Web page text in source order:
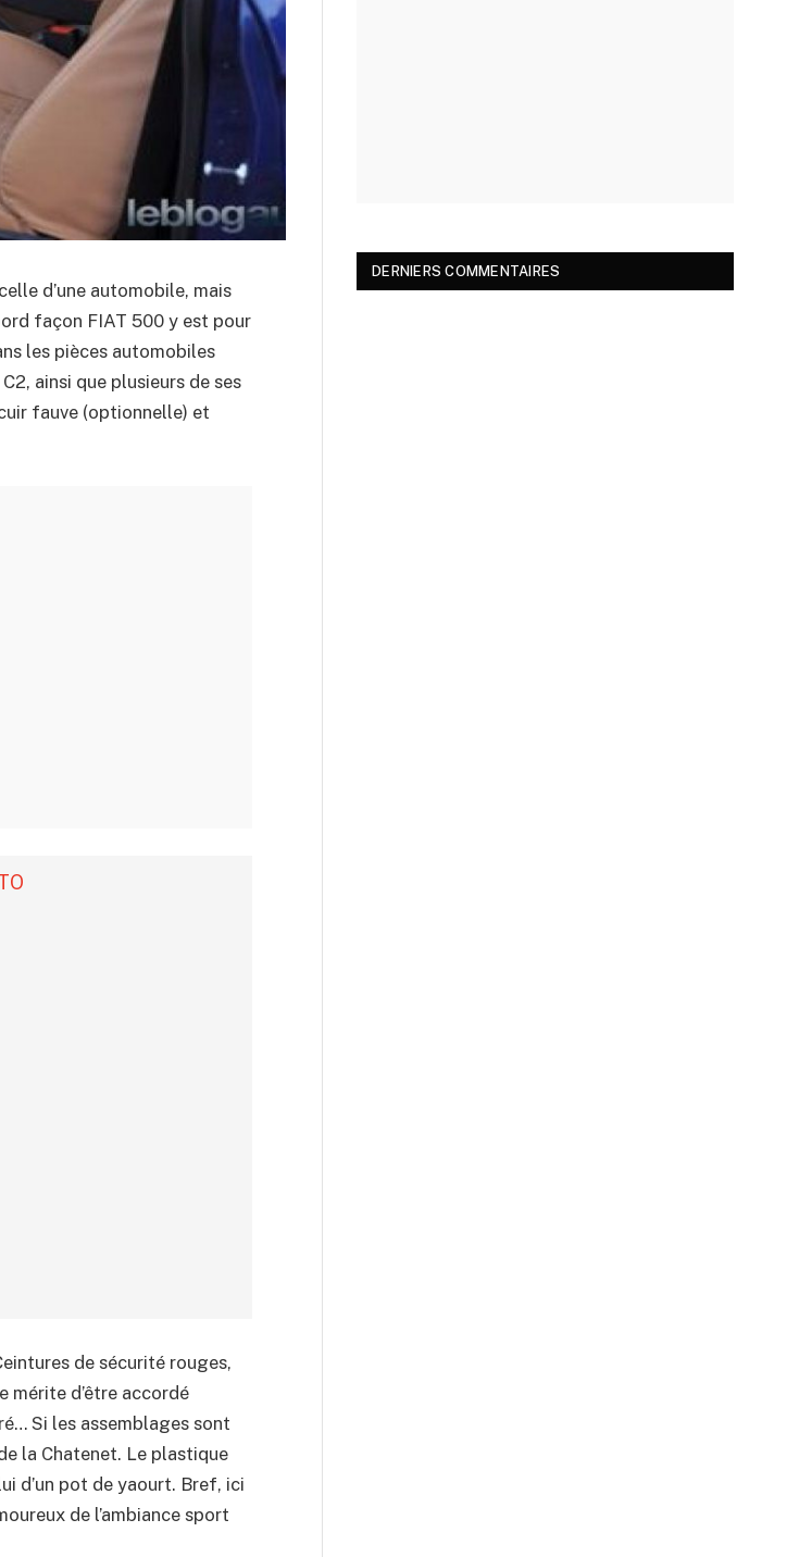
d’une automobile, mais
façon FIAT 500 y est pour
les pièces automobiles
ainsi que plusieurs de ses
fauve (optionnelle) et
de sécurité rouges,
mérite d’être accordé
Si les assemblages sont
la Chatenet. Le plastique
d’un pot de yaourt. Bref, ici
de l’ambiance sport
DERNIERS COMMENTAIRES